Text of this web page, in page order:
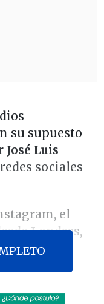
su supuesto
José Luis
sociales
el
Londres,
junto a su